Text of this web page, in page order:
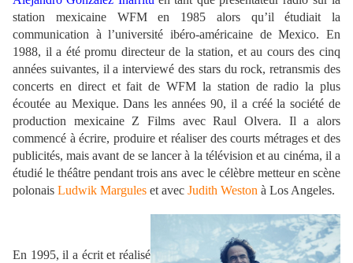
station mexicaine WFM en 1985 alors qu’il étudiait la
communication à l’université ibéro-américaine de Mexico. En
1988, il a été promu directeur de la station, et au cours des cinq
années suivantes, il a interviewé des stars du rock, retransmis des
concerts en direct et fait de WFM la station de radio la plus
écoutée au Mexique. Dans les années 90, il a créé la société de
production mexicaine Z Films avec Raul Olvera. Il a alors
commencé à écrire, produire et réaliser des courts métrages et des
publicités, mais avant de se lancer à la télévision et au cinéma, il a
étudié le théâtre pendant trois ans avec le célèbre metteur en scène
polonais Ludwik Margules et avec Judith Weston à Los Angeles.
En 1995, il a écrit et réalisé